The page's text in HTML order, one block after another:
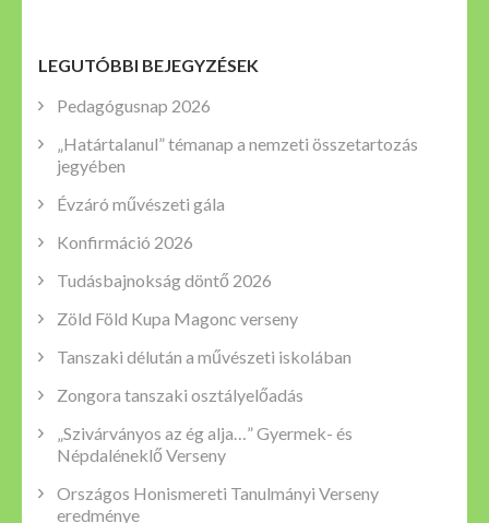
LEGUTÓBBI BEJEGYZÉSEK
Pedagógusnap 2026
„Határtalanul” témanap a nemzeti összetartozás
jegyében
Évzáró művészeti gála
Konfirmáció 2026
Tudásbajnokság döntő 2026
Zöld Föld Kupa Magonc verseny
Tanszaki délután a művészeti iskolában
Zongora tanszaki osztályelőadás
„Szivárványos az ég alja…” Gyermek- és
Népdaléneklő Verseny
Országos Honismereti Tanulmányi Verseny
eredménye